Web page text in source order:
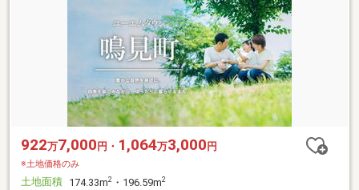
922万7,000 円・ 1,064万3,000 円
※土地価格のみ
土地面積 174.33m2 ・196.59m2